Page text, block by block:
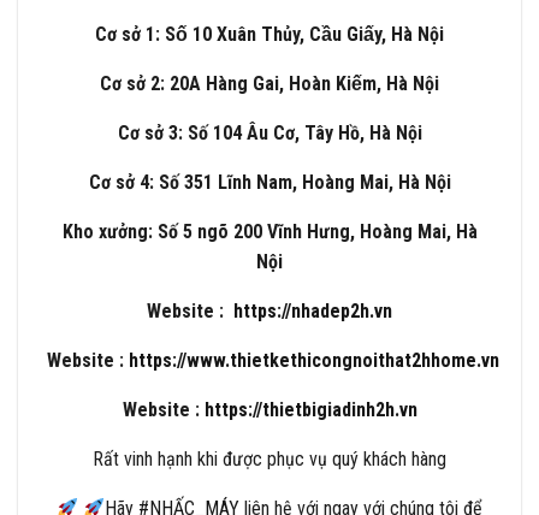
Cơ sở 1: Số 10 Xuân Thủy, Cầu Giấy, Hà Nội
Cơ sở 2: 20A Hàng Gai, Hoàn Kiếm, Hà Nội
Cơ sở 3: Số 104 Âu Cơ, Tây Hồ, Hà Nội
Cơ sở 4: Số 351 Lĩnh Nam, Hoàng Mai, Hà Nội
Kho xưởng: Số 5 ngõ 200 Vĩnh Hưng, Hoàng Mai, Hà
Nội
Website : https://nhadep2h.vn
Website : https://www.thietkethicongnoithat2hhome.vn
Website : https://thietbigiadinh2h.vn
Rất vinh hạnh khi được phục vụ quý khách hàng
Hãy # NHẤC_MÁY liên hệ với ngay với chúng tôi để